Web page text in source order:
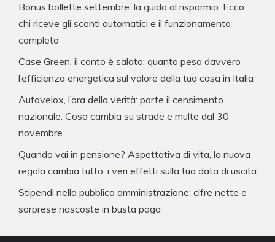
Bonus bollette settembre: la guida al risparmio. Ecco
chi riceve gli sconti automatici e il funzionamento
completo
Case Green, il conto è salato: quanto pesa davvero
l’efficienza energetica sul valore della tua casa in Italia
Autovelox, l’ora della verità: parte il censimento
nazionale. Cosa cambia su strade e multe dal 30
novembre
Quando vai in pensione? Aspettativa di vita, la nuova
regola cambia tutto: i veri effetti sulla tua data di uscita
Stipendi nella pubblica amministrazione: cifre nette e
sorprese nascoste in busta paga